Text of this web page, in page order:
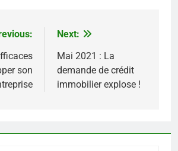
son
Next:
Mai 2021 : La
demande de crédit
immobilier explose !